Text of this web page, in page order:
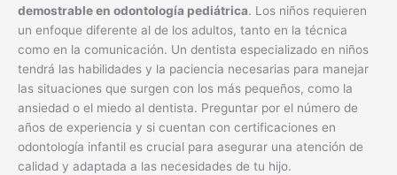
demostrable en odontología pediátrica. Los niños requieren
un enfoque diferente al de los adultos, tanto en la técnica
como en la comunicación. Un dentista especializado en niños
tendrá las habilidades y la paciencia necesarias para manejar
las situaciones que surgen con los más pequeños, como la
ansiedad o el miedo al dentista. Preguntar por el número de
años de experiencia y si cuentan con certificaciones en
odontología infantil es crucial para asegurar una atención de
calidad y adaptada a las necesidades de tu hijo.